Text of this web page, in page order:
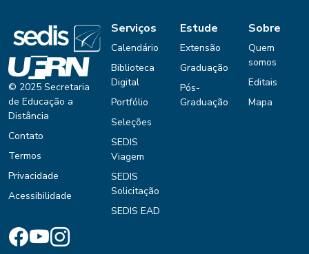
© 2025 Secretaria
de Educação a
Distância
Contato
Termos
Privacidade
Acessibilidade
Serviços
Calendário
Biblioteca
Digital
Portfólio
Seleções
SEDIS
Viagem
SEDIS
Solicitação
SEDIS EAD
Estude
Extensão
Graduação
Pós-
Graduação
Sobre
Quem
somos
Editais
Mapa